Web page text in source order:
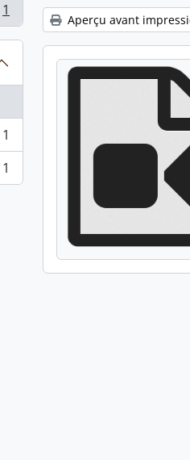
1
1
1
Aperçu avant